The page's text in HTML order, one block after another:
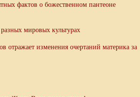
фактов о божественном пантеоне
мировых культурах
отражает изменения очертаний материка за